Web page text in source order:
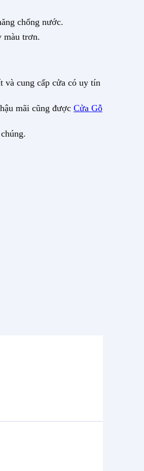
chống nước.
màu trơn.
và cung cấp cửa có uy tín
mãi cũng được Cửa Gỗ